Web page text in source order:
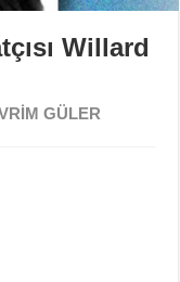
Willard
GÜLER